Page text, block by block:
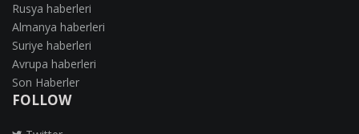
Rusya haberleri
Almanya haberleri
Suriye haberleri
Avrupa haberleri
Son Haberler
FOLLOW